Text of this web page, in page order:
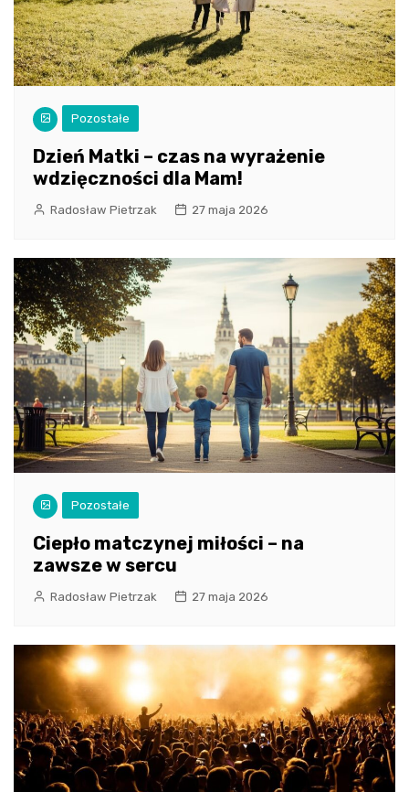
Pozostałe
Dzień Matki – czas na wyrażenie
wdzięczności dla Mam!
Radosław Pietrzak 27 maja 2026
Pozostałe
Ciepło matczynej miłości – na
zawsze w sercu
Radosław Pietrzak 27 maja 2026